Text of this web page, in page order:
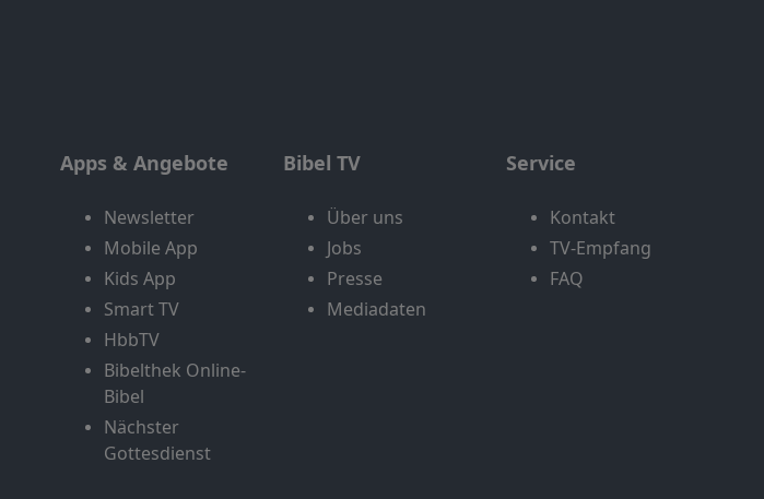
Apps & Angebote
Newsletter
Mobile App
Kids App
Smart TV
HbbTV
Bibelthek Online-
Bibel
Nächster
Gottesdienst
Bibel TV
Über uns
Jobs
Presse
Mediadaten
Service
Kontakt
TV-Empfang
FAQ